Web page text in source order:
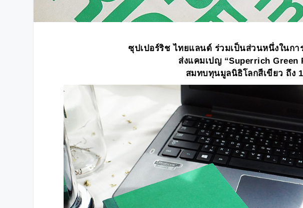
ซุปเปอร์ริช ไทยแลนด์ ร่วมเป็นส่วนหนึ่งในกา
ส่งแคมเปญ “Superrich Green
สมทบทุนมูลนิธิโลกสีเขียว ถึง